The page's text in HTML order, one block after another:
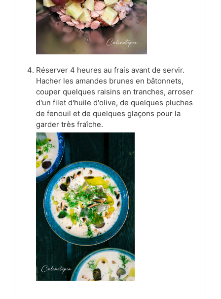
Réserver 4 heures au frais avant de servir.
Hacher les amandes brunes en bâtonnets,
couper quelques raisins en tranches, arroser
d'un filet d'huile d'olive, de quelques pluches
de fenouil et de quelques glaçons pour la
garder très fraîche.